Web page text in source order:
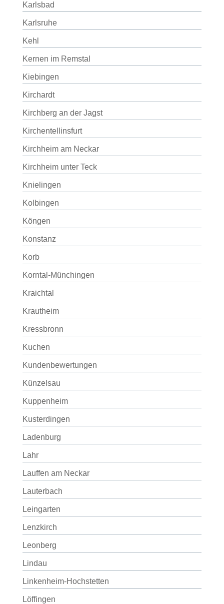
Karlsbad
Karlsruhe
Kehl
Kernen im Remstal
Kiebingen
Kirchardt
Kirchberg an der Jagst
Kirchentellinsfurt
Kirchheim am Neckar
Kirchheim unter Teck
Knielingen
Kolbingen
Köngen
Konstanz
Korb
Korntal-Münchingen
Kraichtal
Krautheim
Kressbronn
Kuchen
Kundenbewertungen
Künzelsau
Kuppenheim
Kusterdingen
Ladenburg
Lahr
Lauffen am Neckar
Lauterbach
Leingarten
Lenzkirch
Leonberg
Lindau
Linkenheim-Hochstetten
Löffingen